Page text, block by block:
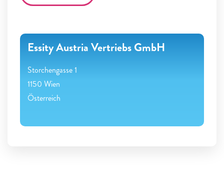
Essity Austria Vertriebs GmbH
Storchengasse 1
1150 Wien
Österreich